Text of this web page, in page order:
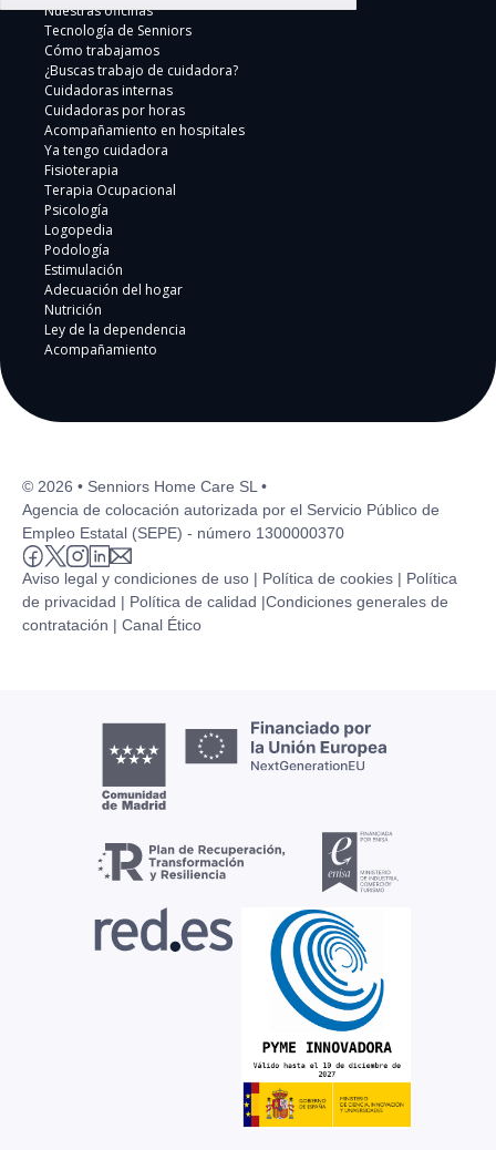
Nuestras oficinas
Tecnología de Senniors
Cómo trabajamos
¿Buscas trabajo de cuidadora?
Cuidadoras internas
Cuidadoras por horas
Acompañamiento en hospitales
Ya tengo cuidadora
Fisioterapia
Terapia Ocupacional
Psicología
Logopedia
Podología
Estimulación
Adecuación del hogar
Nutrición
Ley de la dependencia
Acompañamiento
© 2026 • Senniors Home Care SL •
Agencia de colocación autorizada por el Servicio Público de
Empleo Estatal (SEPE) - número 1300000370
Aviso legal y condiciones de uso | Política de cookies | Política
de privacidad | Política de calidad |Condiciones generales de
contratación | Canal Ético